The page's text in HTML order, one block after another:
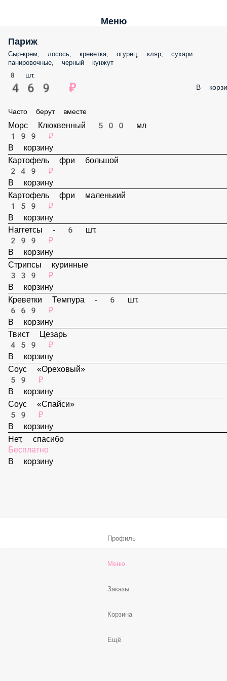
Меню
Париж
Сыр-крем, лосось, креветка, огурец, кляр, сухари панировочные,
черный кунжут
8 шт.
469 ₽ В
Часто берут вместе
Морс Клюквенный 500 мл
199 ₽
В корзину
Картофель фри большой
249 ₽
В корзину
Картофель фри маленький
159 ₽
В корзину
Наггетсы - 6 шт.
299 ₽
В корзину
Стрипсы куринные
339 ₽
В корзину
Креветки Темпура - 6 шт.
669 ₽
В корзину
Твист Цезарь
459 ₽
В корзину
Соус «Ореховый»
59 ₽
В корзину
Профиль